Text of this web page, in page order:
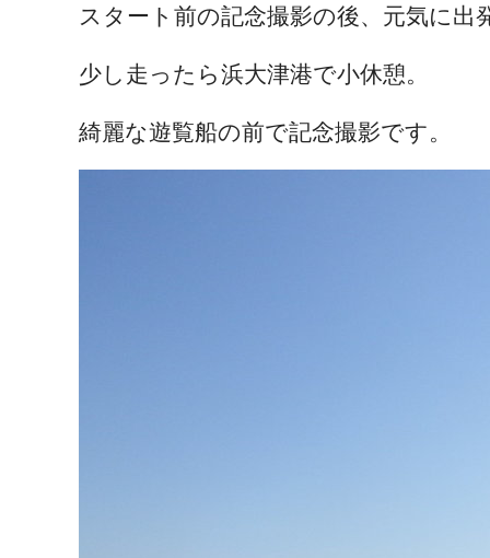
スタート前の記念撮影の後、元気に出
少し走ったら浜大津港で小休憩。
綺麗な遊覧船の前で記念撮影です。